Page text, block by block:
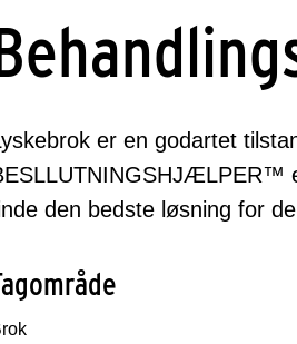
er en godartet
den bedste løsning for